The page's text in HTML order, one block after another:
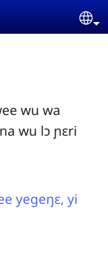
wu wa
wu lɔ ɲɛri
yegeŋɛ, yi